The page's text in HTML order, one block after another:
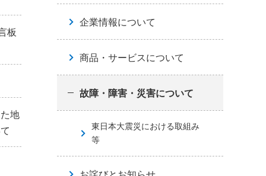
板
地
企業情報について
商品・サービスについて
故障・障害・災害について
東日本大震災における取組み
等